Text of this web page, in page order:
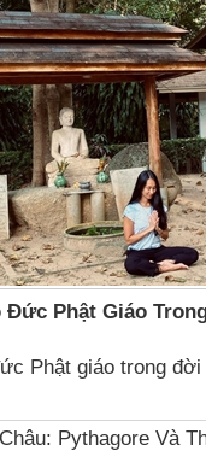
Đức Phật Giáo
Phật giáo trong đời
Pythagore Và